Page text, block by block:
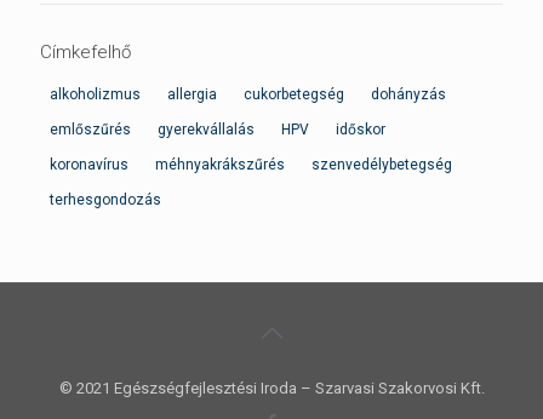
Címkefelhő
alkoholizmus allergia cukorbetegség dohányzás
emlőszűrés gyerekvállalás HPV időskor
koronavírus méhnyakrákszűrés szenvedélybetegség
terhesgondozás
© 2021 Egészségfejlesztési Iroda – Szarvasi Szakorvosi Kft.